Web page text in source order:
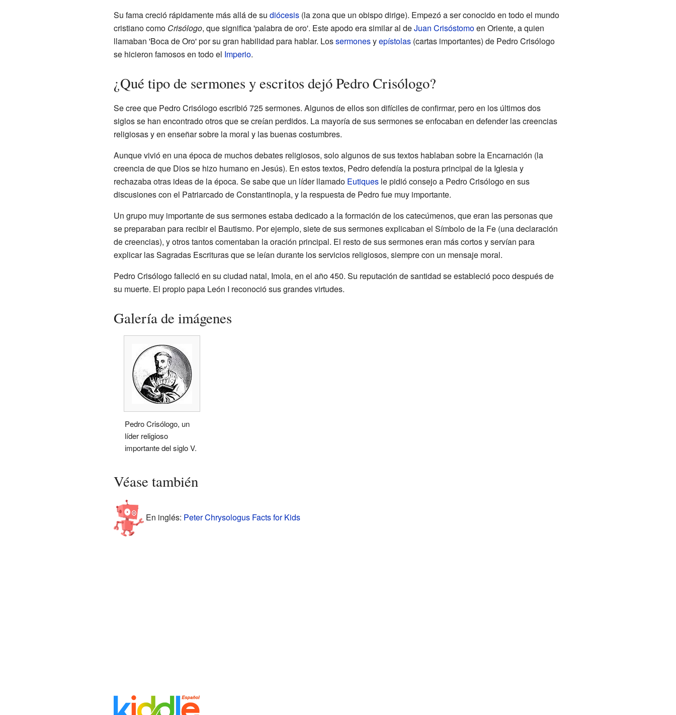
Su fama creció rápidamente más allá de su diócesis(la zona que un obispo dirige). Empezó a ser conocido en todo el mundo
cristiano como Crisólogo, que significa 'palabra de oro'. Este apodo era similar al deJuan Crisóstomoen Oriente, a quien
llamaban 'Boca de Oro' por su gran habilidad para hablar. Lossermonesyepístolas(cartas importantes) de Pedro Crisólogo
se hicieron famosos en todo el Imperio.
¿Qué tipo de sermones y escritos dejó Pedro Crisólogo?
Se cree que Pedro Crisólogo escribió 725 sermones. Algunos de ellos son difíciles de confirmar, pero en los últimos dos
siglos se han encontrado otros que se creían perdidos. La mayoría de sus sermones se enfocaban en defender las creencias
religiosas y en enseñar sobre la moral y las buenas costumbres.
Aunque vivió en una época de muchos debates religiosos, solo algunos de sus textos hablaban sobre la Encarnación (la
creencia de que Dios se hizo humano en Jesús). En estos textos, Pedro defendía la postura principal de la Iglesia y
rechazaba otras ideas de la época. Se sabe que un líder llamado Eutiquesle pidió consejo a Pedro Crisólogo en sus
discusiones con el Patriarcado de Constantinopla, y la respuesta de Pedro fue muy importante.
Un grupo muy importante de sus sermones estaba dedicado a la formación de los catecúmenos, que eran las personas que
se preparaban para recibir el Bautismo. Por ejemplo, siete de sus sermones explicaban el Símbolo de la Fe (una declaración
de creencias), y otros tantos comentaban la oración principal. El resto de sus sermones eran más cortos y servían para
explicar las Sagradas Escrituras que se leían durante los servicios religiosos, siempre con un mensaje moral.
Pedro Crisólogo falleció en su ciudad natal, Imola, en el año 450. Su reputación de santidad se estableció poco después de
su muerte. El propio papa León I reconoció sus grandes virtudes.
Galería de imágenes
Pedro Crisólogo, un
líder religioso
importante del siglo V.
Véase también
En inglés: Peter Chrysologus Facts for Kids